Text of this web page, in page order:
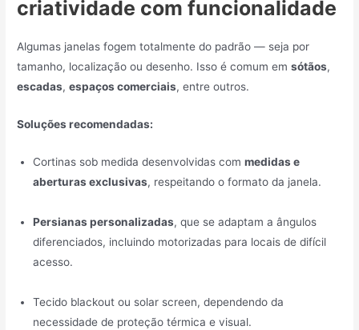
criatividade com funcionalidade
Algumas janelas fogem totalmente do padrão — seja por
tamanho, localização ou desenho. Isso é comum emsótãos,
escadas,espaços comerciais, entre outros.
Soluções recomendadas:
Cortinas sob medida desenvolvidas commedidas e
aberturas exclusivas, respeitando o formato da janela.
Persianas personalizadas, que se adaptam a ângulos
diferenciados, incluindo motorizadas para locais de difícil
acesso.
Tecido blackout ou solar screen, dependendo da
necessidade de proteção térmica e visual.